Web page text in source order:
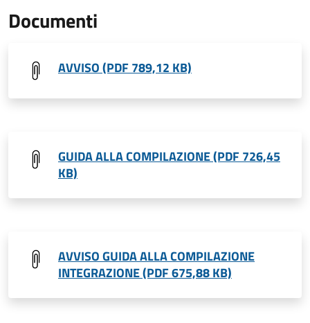
Documenti
AVVISO (PDF 789,12 KB)
GUIDA ALLA COMPILAZIONE (PDF 726,45
KB)
AVVISO GUIDA ALLA COMPILAZIONE
INTEGRAZIONE (PDF 675,88 KB)